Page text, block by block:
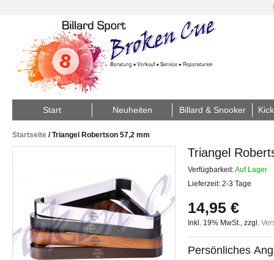
Start Neuheiten Billard & Snooker
Startseite /Triangel Robertson 57,2 mm
Triangel
Verfügbarkeit:Auf Lager
Lieferzeit: 2-3 Tage
14,95 €
Inkl. 19% MwSt., zzgl.
Persönliches